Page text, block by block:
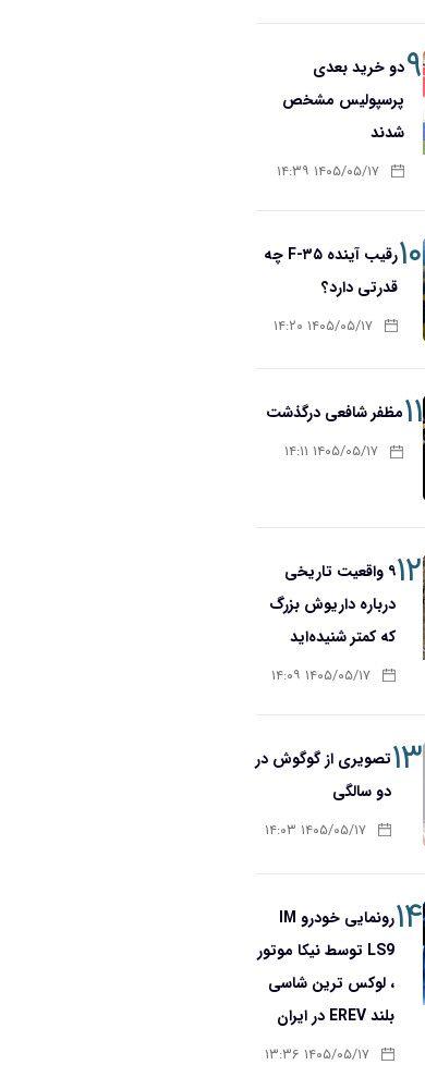
۹دو خرید بعدی
پرسپولیس مشخص
شدند
۱۴۰۵/۰۵/۱۷ ۱۴:۳۹
۱۰
رقیب آینده F-۳۵ چه
قدرتی دارد؟
۱۴۰۵/۰۵/۱۷ ۱۴:۲۰
۱۱مظفر شافعی درگذشت
۱۴۰۵/۰۵/۱۷ ۱۴:۱۱
۱۲ ۹ واقعیت تاریخی
درباره داریوش بزرگ
که کمتر شنیده‌اید
۱۴۰۵/۰۵/۱۷ ۱۴:۰۹
۱۳تصویری از گوگوش در
دو سالگی
۱۴۰۵/۰۵/۱۷ ۱۴:۰۳
۱۴
رونمایی خودرو IM
LS9 توسط نیکا موتور
، لوکس ترین شاسی
بلند EREV در ایران
۱۴۰۵/۰۵/۱۷ ۱۳:۳۶